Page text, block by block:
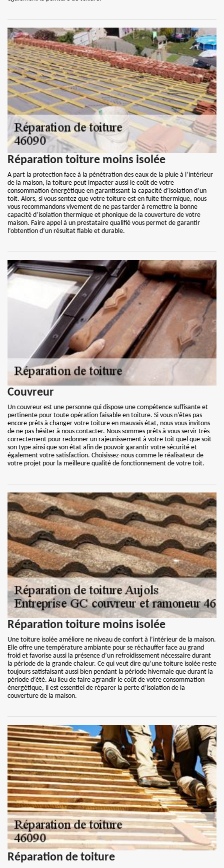
Réparation toiture moins isolée
A part la protection face à la pénétration des eaux de la pluie à l’intérieur
de la maison, la toiture peut impacter aussi le coût de votre
consommation énergétique en garantissant la capacité d’isolation d’un
toit. Alors, si vous sentez que votre toiture est en fuite thermique, nous
vous recommandons vivement de ne pas tarder à remettre la bonne
capacité d’isolation thermique et phonique de la couverture de votre
maison. Faire appel à un prestataire qualifié vous permet de garantir
l’obtention d’un résultat fiable et durable.
Couvreur
Un couvreur est une personne qui dispose une compétence suffisante et
pertinente pour toute opération faisable en toiture. Si vous n’êtes pas
encore prêts à changer votre toiture en mauvais état, nous vous invitons
de ne pas hésiter à nous contacter. Nous sommes prêts à vous servir très
correctement pour redonner un rajeunissement à votre toit quel que soit
son type ainsi que son état afin de pouvoir garantir votre sécurité et
également votre satisfaction. Choisissez-nous comme le réalisateur de
votre projet pour la meilleure qualité de fonctionnement de votre toit.
Réparation toiture moins isolée
Une toiture isolée améliore ne niveau de confort à l’intérieur de la maison.
Elle offre une température ambiante pour se réchauffer face au grand
froid et favorise aussi la présence d’un refroidissement nécessaire durant
la période de la grande chaleur. Ce qui veut dire qu’une toiture isolée reste
toujours satisfaisant aussi bien pendant la période hivernale que durant la
période d’été. Au lieu de faire agrandir le coût de votre consommation
énergétique, il est essentiel de réparer la perte d’isolation de la
couverture de la maison.
Réparation de toiture